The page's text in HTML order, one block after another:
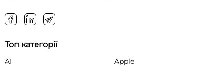
Топ категорії
AI
Apple